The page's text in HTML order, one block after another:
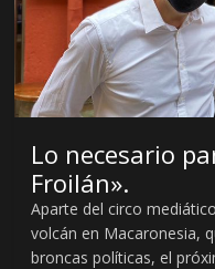
Lo necesario
Froilán».
Aparte del circo
volcán en Macaronesia,
broncas políticas, el